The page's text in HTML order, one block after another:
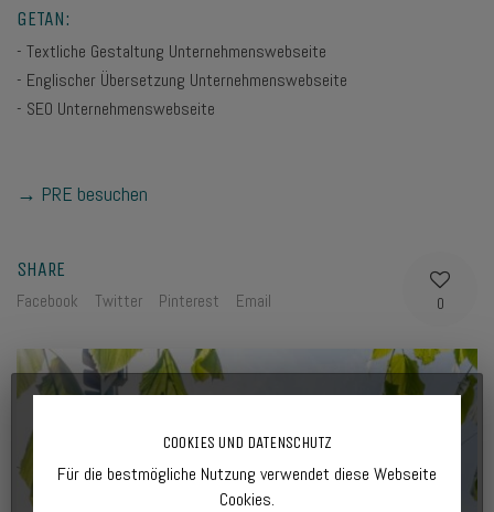
GETAN:
- Textliche Gestaltung Unternehmenswebseite
- Englischer Übersetzung Unternehmenswebseite
- SEO Unternehmenswebseite
→ PRE besuchen
0
SHARE
Facebook Twitter Pinterest Email
COOKIES UND DATENSCHUTZ
Für die bestmögliche Nutzung verwendet diese Webseite
Cookies.